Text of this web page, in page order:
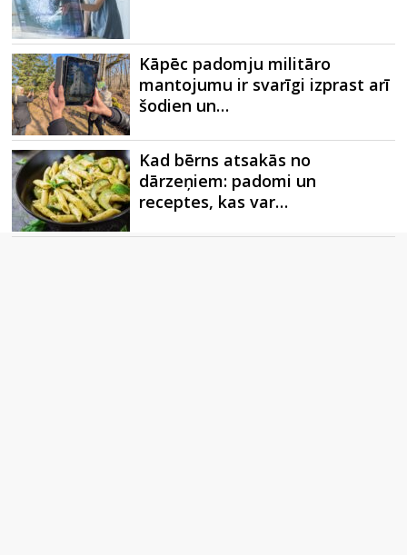
Kāpēc padomju militāro
mantojumu ir svarīgi izprast arī
šodien un…
Kad bērns atsakās no
dārzeņiem: padomi un
receptes, kas var…